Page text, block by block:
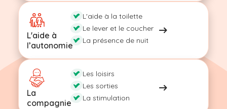
L'aide à
l’autonomie
L'aide à la toilette
Le lever et le coucher
La présence de nuit
La
compagnie
Les loisirs
Les sorties
La stimulation